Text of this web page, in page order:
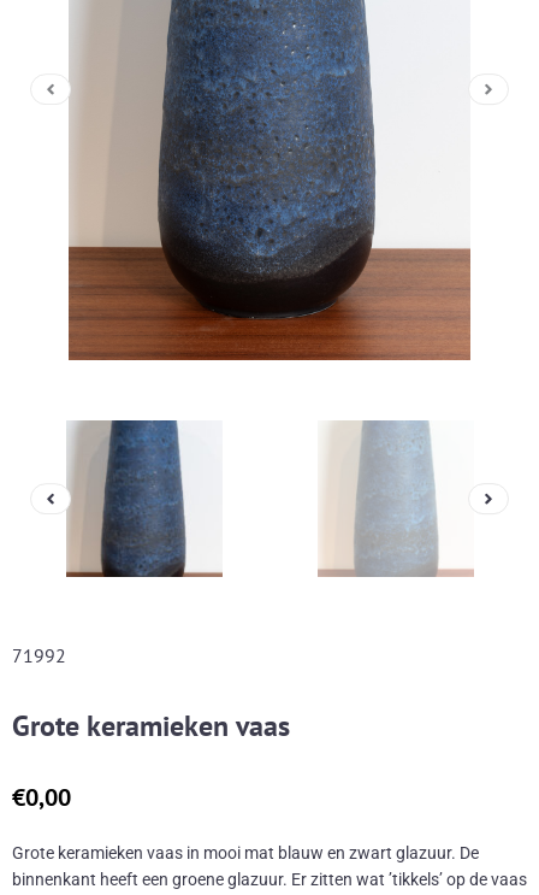
71992
Grote keramieken vaas
€0,00
Grote keramieken vaas in mooi mat blauw en zwart glazuur. De
binnenkant heeft een groene glazuur. Er zitten wat ’tikkels’ op de vaas